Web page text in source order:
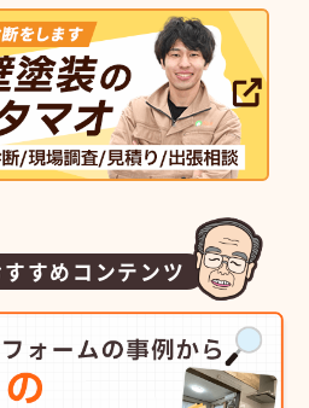
すめコンテンツ